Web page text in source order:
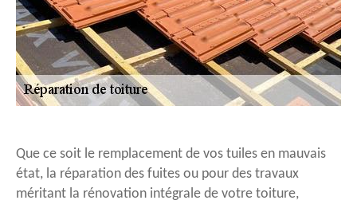
Que ce soit le remplacement de vos tuiles en mauvais
état, la réparation des fuites ou pour des travaux
méritant la rénovation intégrale de votre toiture,